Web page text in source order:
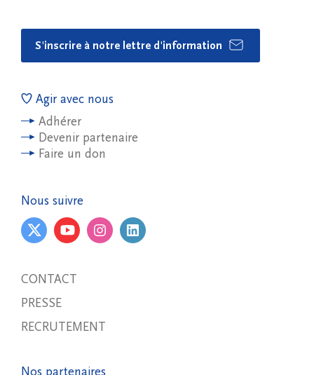
S'inscrire à notre lettre d'information
Agir avec nous
Adhérer
Devenir partenaire
Faire un don
Nous suivre
CONTACT
PRESSE
RECRUTEMENT
Nos partenaires